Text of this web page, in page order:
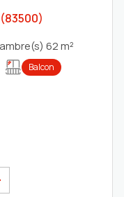
(83500)
Appartement 3 pièce(s) 1 chambre(s) 62 m²
Balcon